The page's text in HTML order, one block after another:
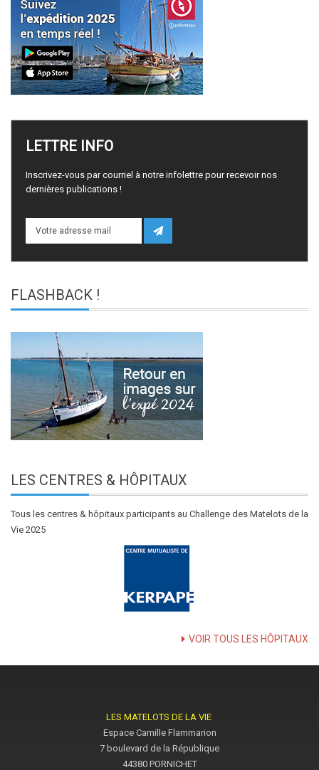
LETTRE INFO
Inscrivez-vous par courriel à notre infolettre pour recevoir nos
dernières publications !
FLASHBACK !
LES CENTRES & HÔPITAUX
Tous les centres & hôpitaux participants au Challenge des Matelots de la
Vie 2025
VOIR TOUS LES HÔPITAUX
LES MATELOTS DE LA VIE
Espace Camille Flammarion
7 boulevard de la République
44380 PORNICHET